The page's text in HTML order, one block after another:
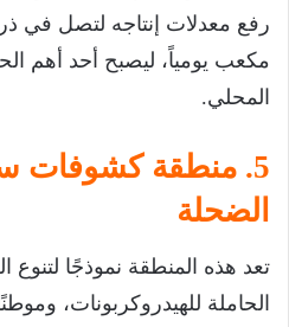
مكعب يومياً، ليصبح أحد أهم
المحلي.
5. منطقة كشوفات
الضحلة
تعد هذه المنطقة نموذجًا لتنوع
الحاملة للهيدروكربونات،